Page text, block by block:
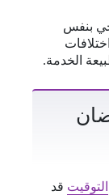
بنفس
الخدمة.
التوقيت قد